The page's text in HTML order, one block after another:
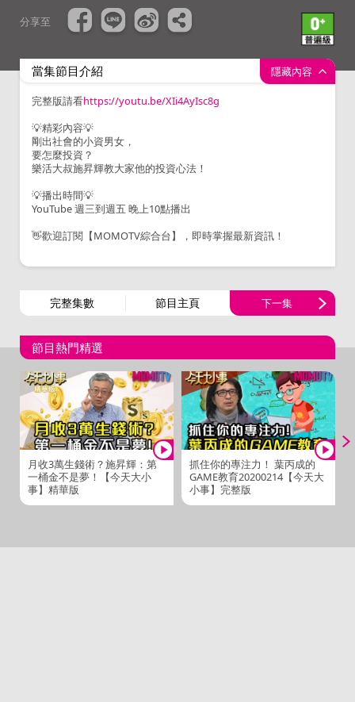
分享至
當集節目介紹 隱藏內容
完整版請看https://youtu.be/XIi4AyIsc8g
💡精彩內容💡
剛出社會的小資男女，
要怎麼投資？
樂活大叔施昇輝教大家他的投資心法！
💡播出時間💡
YouTube 週三到週五 晚上10點播出
👋歡迎訂閱【MOMOTV綜合台】，即時掌握最新資訊！
完整集數 節目主頁 下一集
節目熱門精選
月收3萬生錢術？施昇輝：第
一桶金不是夢！【今天大小
事】精華版
抓住你的專注力！ 葉丙成的
GAME教育20200214【今天大
小事】完整版